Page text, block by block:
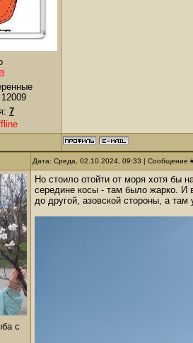
12009
7
Дата: Среда, 02.10.2024, 09:33 | Сообщение
с
Но стоило отойти от моря хотя бы
середине косы - там было жарко. И
до другой, азовской стороны, а